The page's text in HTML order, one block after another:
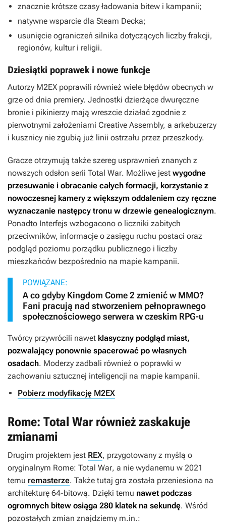
znacznie krótsze czasy ładowania bitew i kampanii;
natywne wsparcie dla Steam Decka;
usunięcie ograniczeń silnika dotyczących liczby frakcji,
regionów, kultur i religii.
Dziesiątki poprawek i nowe funkcje
Autorzy M2EX poprawili również wiele błędów obecnych w
grze od dnia premiery. Jednostki dzierżące dwuręczne
bronie i pikinierzy mają wreszcie działać zgodnie z
pierwotnymi założeniami Creative Assembly, a arkebuzerzy
i kusznicy nie zgubią już linii ostrzału przez przeszkody.
Gracze otrzymują także szereg usprawnień znanych z
nowszych odsłon serii Total War. Możliwe jest wygodne
przesuwanie i obracanie całych formacji, korzystanie z
nowoczesnej kamery z większym oddaleniem czy ręczne
wyznaczanie następcy tronu w drzewie genealogicznym.
Ponadto Interfejs wzbogacono o liczniki zabitych
przeciwników, informacje o zasięgu ruchu postaci oraz
podgląd poziomu porządku publicznego i liczby
mieszkańców bezpośrednio na mapie kampanii.
POWIĄZANE:
A co gdyby Kingdom Come 2 zmienić w MMO?
Fani pracują nad stworzeniem pełnoprawnego
społecznościowego serwera w czeskim RPG-u
Twórcy przywrócili nawet klasyczny podgląd miast,
pozwalający ponownie spacerować po własnych
osadach. Moderzy zadbali również o poprawki w
zachowaniu sztucznej inteligencji na mapie kampanii.
Pobierz modyfikację M2EX
Rome: Total War również zaskakuje
zmianami
Drugim projektem jest REX, przygotowany z myślą o
oryginalnym Rome: Total War, a nie wydanemu w 2021
temu remasterze. Także tutaj gra została przeniesiona na
architekturę 64-bitową. Dzięki temu nawet podczas
ogromnych bitew osiąga 280 klatek na sekundę. Wśród
pozostałych zmian znajdziemy m.in.: